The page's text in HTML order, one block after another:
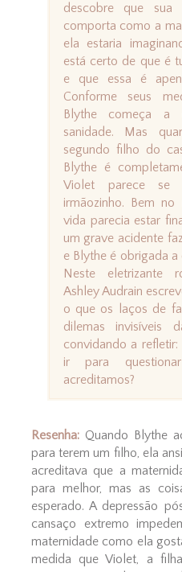
descobre que
comporta como a
ela estaria
está certo de que é
e que essa é
Conforme seus
Blythe começa a
sanidade. Mas
segundo filho do
Blythe é
Violet parece
irmãozinho. Bem
vida parecia estar
um grave acidente
e Blythe é obrigada
Neste eletrizante
Ashley Audrain
o que os laços de
dilemas invisíveis
convidando a
ir para
acreditamos?
Resenha:Quando Blythe
para terem um filho, ela
acreditava que a
para melhor, mas as
esperado. A depressão
cansaço extremo
maternidade como ela
medida que Violet, a